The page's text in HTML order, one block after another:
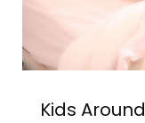
Kids Around